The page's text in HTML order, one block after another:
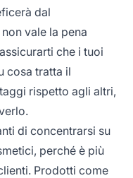
dal
vale la pena
che i tuoi
cosa tratta il
rispetto agli altri,
di concentrarsi su
perché è più
Prodotti come